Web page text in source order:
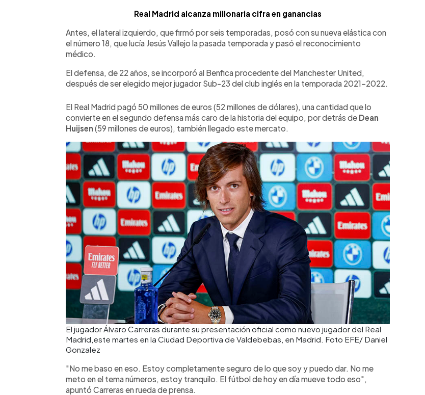
Real Madrid alcanza millonaria cifra en ganancias
Antes, el lateral izquierdo, que firmó por seis temporadas, posó con su nueva elástica con
el número 18, que lucía Jesús Vallejo la pasada temporada y pasó el reconocimiento
médico.
El defensa, de 22 años, se incorporó al Benfica procedente del Manchester United,
después de ser elegido mejor jugador Sub-23 del club inglés en la temporada 2021-2022.
El Real Madrid pagó 50 millones de euros (52 millones de dólares), una cantidad que lo
convierte en el segundo defensa más caro de la historia del equipo, por detrás de Dean
Huijsen (59 millones de euros), también llegado este mercato.
El jugador Álvaro Carreras durante su presentación oficial como nuevo jugador del Real
Madrid,este martes en la Ciudad Deportiva de Valdebebas, en Madrid. Foto EFE/ Daniel
Gonzalez
"No me baso en eso. Estoy completamente seguro de lo que soy y puedo dar. No me
meto en el tema números, estoy tranquilo. El fútbol de hoy en día mueve todo eso",
apuntó Carreras en rueda de prensa.